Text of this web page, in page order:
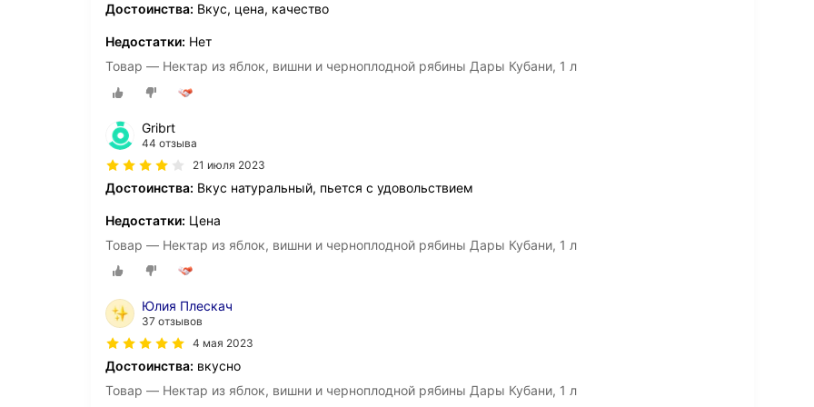
Достоинства: Вкус, цена, качество
Недостатки: Нет
Товар — Нектар из яблок, вишни и черноплодной рябины Дары Кубани, 1 л
Gribrt
44 отзыва
21 июля 2023
Достоинства: Вкус натуральный, пьется с удовольствием
Недостатки: Цена
Товар — Нектар из яблок, вишни и черноплодной рябины Дары Кубани, 1 л
Юлия Плескач
37 отзывов
4 мая 2023
Достоинства: вкусно
Товар — Нектар из яблок, вишни и черноплодной рябины Дары Кубани, 1 л